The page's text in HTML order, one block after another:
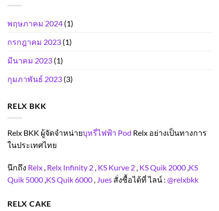
พฤษภาคม 2024 (1)
กรกฎาคม 2023 (1)
มีนาคม 2023 (1)
กุมภาพันธ์ 2023 (3)
RELX BKK
Relx BKK ผู้จัดจำหน่ายบุหรี่ไฟฟ้า Pod Relx อย่างเป็นทางการ
ในประเทศไทย
นึกถึง Relx Relx Infinity 2 KS Kurve 2 KS Quik 2000 KS
Quik 5000 KS Quik 6000 Jues สั่งซื้อได้ที่ ไลน์ : @relxbkk
RELX CAKE